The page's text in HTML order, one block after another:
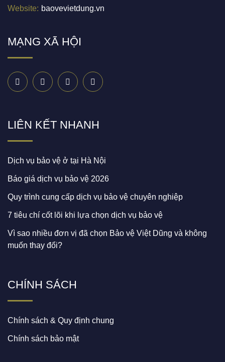
Website: baovevietdung.vn
MẠNG XÃ HỘI
LIÊN KẾT NHANH
Dịch vụ bảo vệ ở tại Hà Nội
Báo giá dịch vụ bảo vệ 2026
Quy trình cung cấp dịch vụ bảo vệ chuyên nghiệp
7 tiêu chí cốt lõi khi lựa chọn dịch vụ bảo vệ
Vì sao nhiều đơn vị đã chọn Bảo vệ Việt Dũng và không
muốn thay đổi?
CHÍNH SÁCH
Chính sách & Quy định chung
Chính sách bảo mật